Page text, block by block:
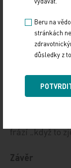
vyhrožovala
okřikli: „mlč,
„statný“ býval
nebo statečný
takovém
mysl srovnání
„probíhá“,
frází „když to
Závěr
Beru na
stránkách
důsledky z